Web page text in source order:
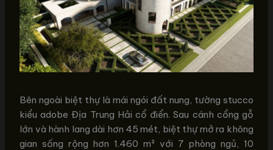
Bên ngoài biệt thự là mái ngói đất nung, tường stucco
kiểu adobe Địa Trung Hải cổ điển. Sau cánh cổng gỗ
lớn và hành lang dài hơn 45 mét, biệt thự mở ra không
gian sống rộng hơn 1.460 m² với 7 phòng ngủ, 10